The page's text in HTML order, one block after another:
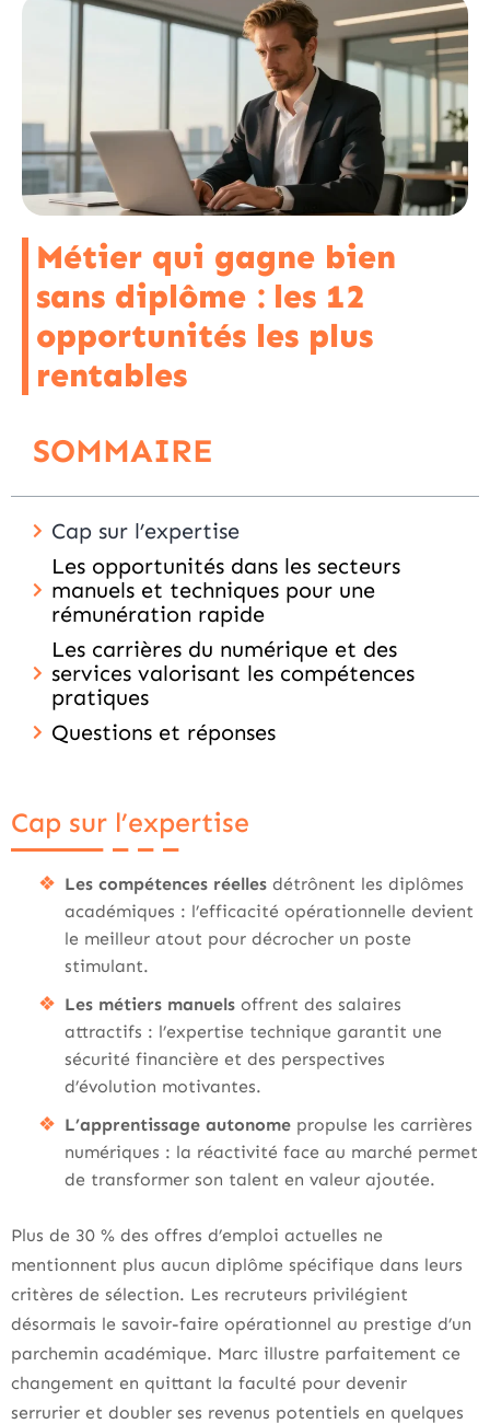
Métier qui gagne bien
sans diplôme : les 12
opportunités les plus
rentables
SOMMAIRE
Cap sur l’expertise
Les opportunités dans les secteurs
manuels et techniques pour une
rémunération rapide
Les carrières du numérique et des
services valorisant les compétences
pratiques
Questions et réponses
Cap sur l’expertise
Les compétences réelles détrônent les diplômes
académiques : l’efficacité opérationnelle devient
le meilleur atout pour décrocher un poste
stimulant.
Les métiers manuels offrent des salaires
attractifs : l’expertise technique garantit une
sécurité financière et des perspectives
d’évolution motivantes.
L’apprentissage autonome propulse les carrières
numériques : la réactivité face au marché permet
de transformer son talent en valeur ajoutée.
Plus de 30 % des offres d’emploi actuelles ne
mentionnent plus aucun diplôme spécifique dans leurs
critères de sélection. Les recruteurs privilégient
désormais le savoir-faire opérationnel au prestige d’un
parchemin académique. Marc illustre parfaitement ce
changement en quittant la faculté pour devenir
serrurier et doubler ses revenus potentiels en quelques